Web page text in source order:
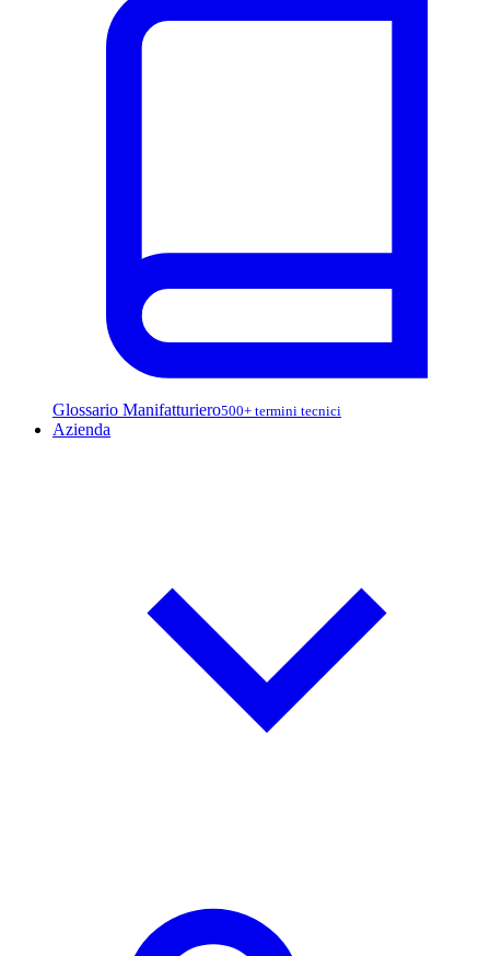
Glossario Manifatturiero500+ termini tecnici
Azienda